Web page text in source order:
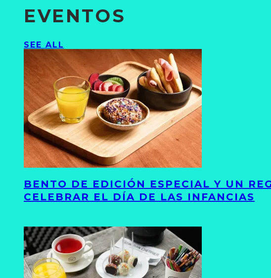
EVENTOS
SEE ALL
BENTO DE EDICIÓN ESPECIAL Y UN
CELEBRAR EL DÍA DE LAS INFANCIAS